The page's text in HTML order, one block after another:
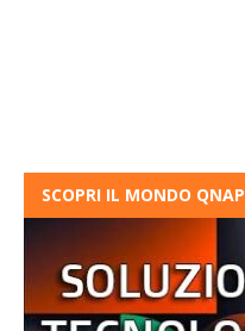
SCOPRI IL MONDO QNAP